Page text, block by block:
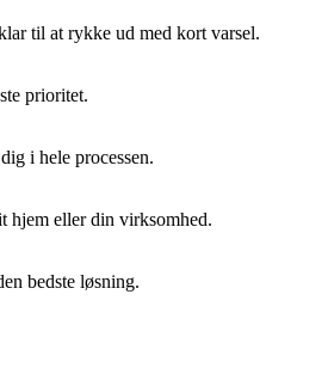
til at rykke ud med kort varsel.
prioritet.
i hele processen.
hjem eller din virksomhed.
bedste løsning.